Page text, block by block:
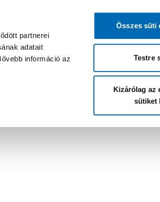
partnerei
adatait
információ az
Összes süti
Testre
Kizárólag az
sütiket